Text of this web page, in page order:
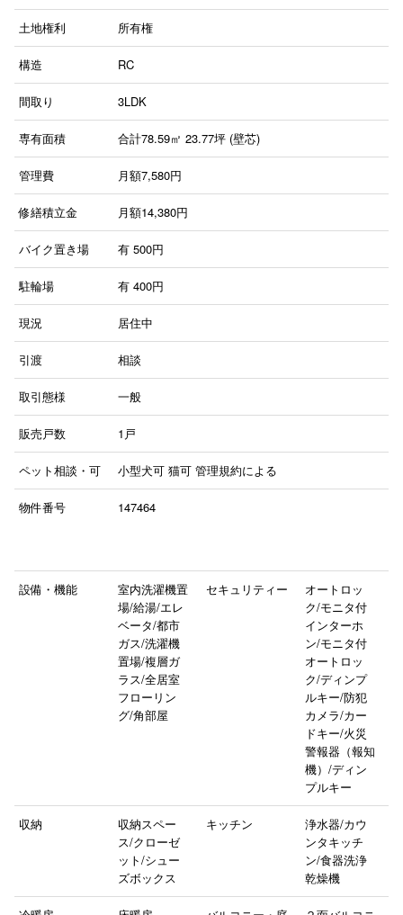
土地権利 所有権
構造 RC
間取り 3LDK
専有面積 合計78.59㎡ 23.77坪 (壁芯)
管理費 月額7,580円
修繕積立金 月額14,380円
バイク置き場 有500円
駐輪場 有400円
現況 居住中
引渡 相談
取引態様 一般
販売戸数 1戸
ペット相談・可 小型犬可 猫可 管理規約による
物件番号 147464
設備・機能
室内洗濯機置
場/給湯/エレ
ベータ/都市
ガス/洗濯機
置場/複層ガ
ラス/全居室
フローリン
グ/角部屋
セキュリティー
オートロッ
ク/モニタ付
インターホ
ン/モニタ付
オートロッ
ク/ディンプ
ルキー/防犯
カメラ/カー
ドキー/火災
警報器（報知
機）/ディン
プルキー
収納
収納スペー
ス/クローゼ
ット/シュー
ズボックス
キッチン
浄水器/カウ
ンタキッチ
ン/食器洗浄
乾燥機